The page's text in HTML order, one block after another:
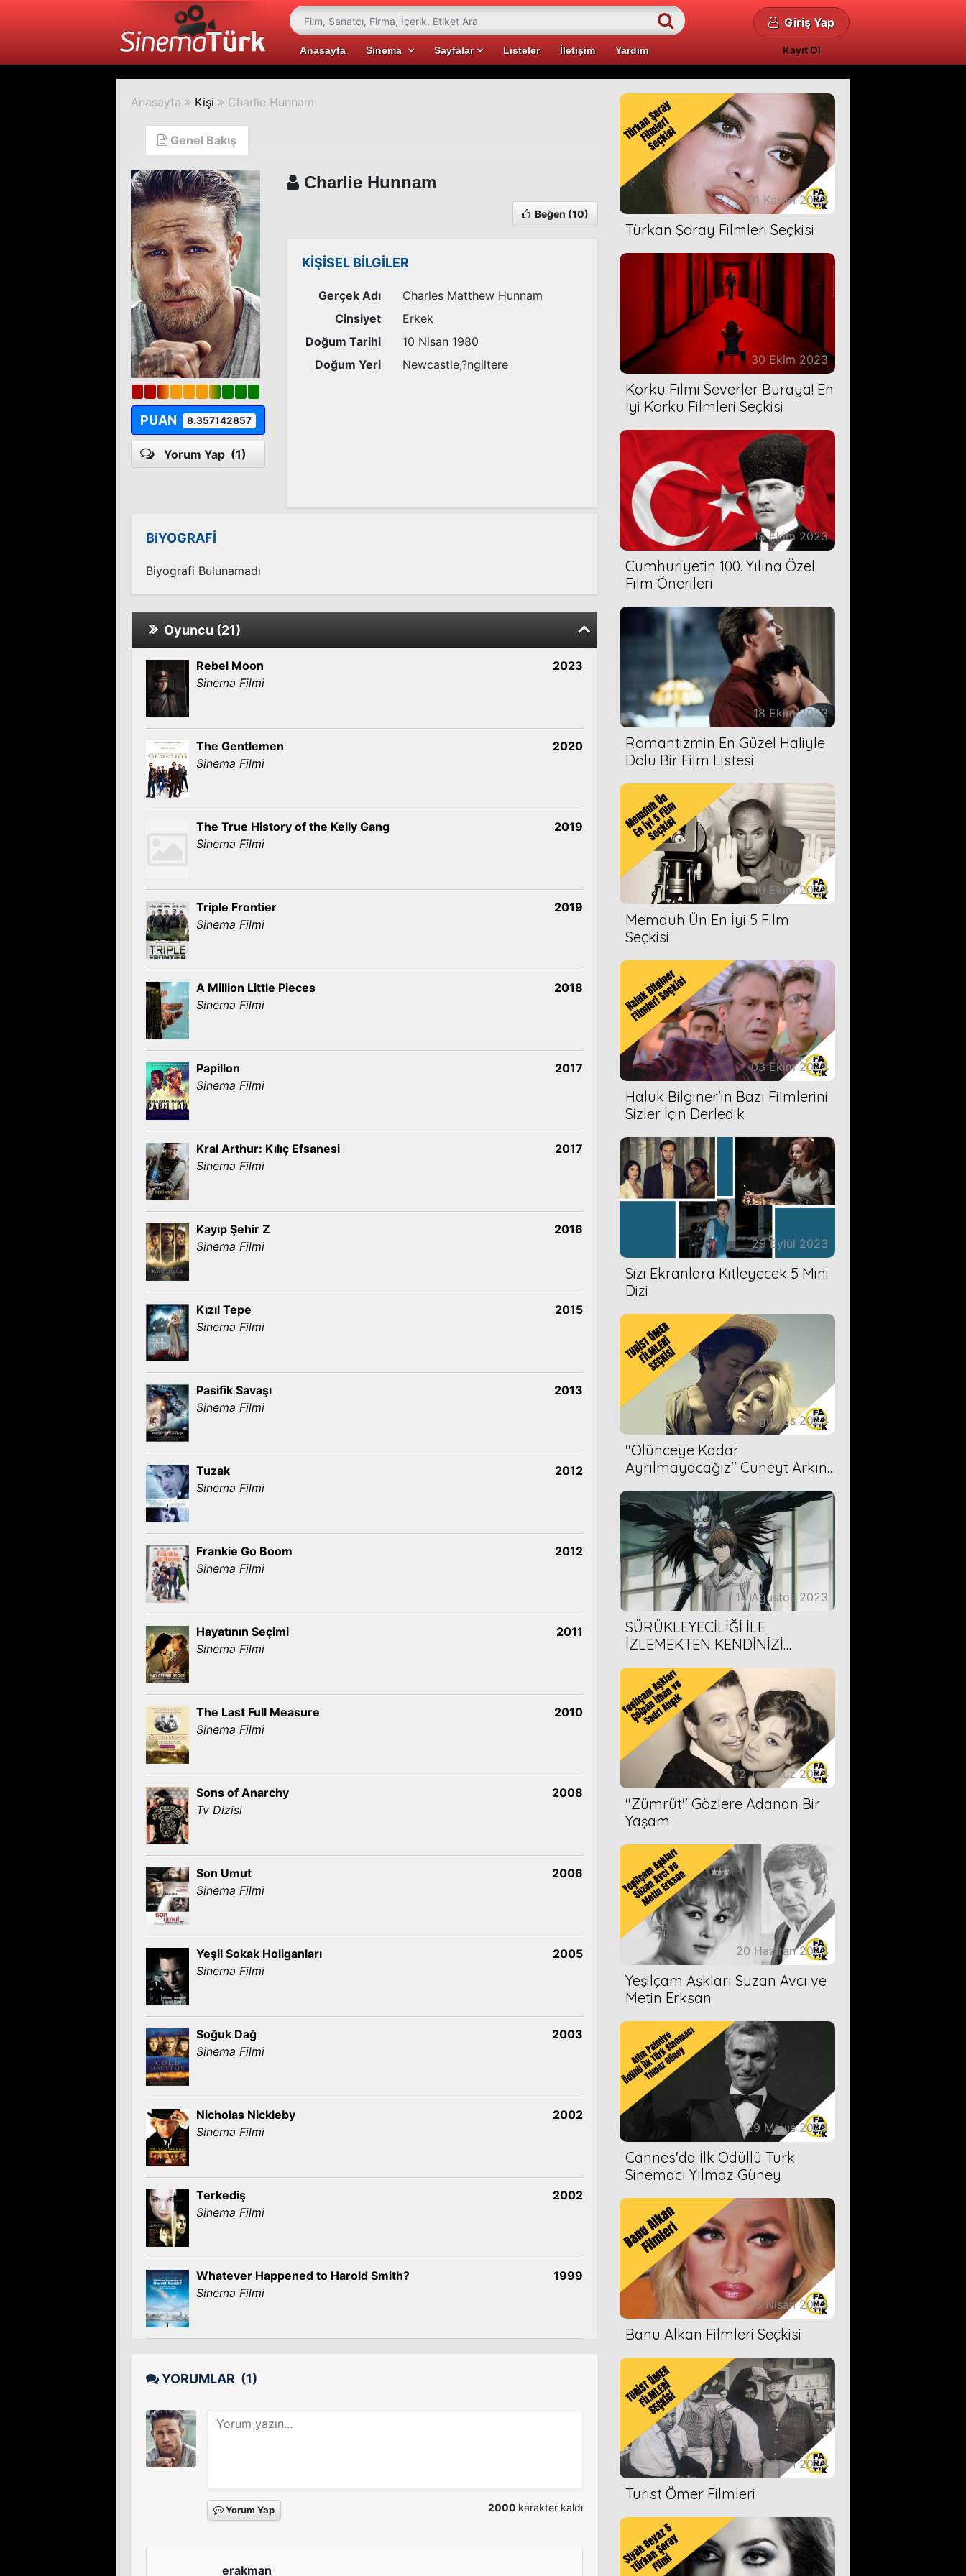
Anasayfa Sinema Sayfalar Listeler İletişim Yardım
Giriş Yap
Kayıt Ol
Anasayfa Kişi Charlie Hunnam
Genel Bakış
PUAN 8.357142857
Yorum Yap (1)
Charlie Hunnam
Beğen (10)
KİŞİSEL BİLGİLER
Gerçek Adı
Charles Matthew Hunnam
Cinsiyet
Erkek
Doğum Tarihi
10 Nisan 1980
Doğum Yeri
Newcastle,?ngiltere
BiYOGRAFİ
Biyografi Bulunamadı
Oyuncu (21)
Rebel Moon
Sinema Filmi
2023
The Gentlemen
Sinema Filmi
2020
The True History of the Kelly Gang
Sinema Filmi
2019
Triple Frontier
Sinema Filmi
2019
A Million Little Pieces
Sinema Filmi
2018
Papillon
Sinema Filmi
2017
Kral Arthur: Kılıç Efsanesi
Sinema Filmi
2017
Kayıp Şehir Z
Sinema Filmi
2016
Kızıl Tepe
Sinema Filmi
2015
Pasifik Savaşı
Sinema Filmi
2013
Tuzak
Sinema Filmi
2012
Frankie Go Boom
Sinema Filmi
2012
Hayatının Seçimi
Sinema Filmi
2011
The Last Full Measure
Sinema Filmi
2010
Sons of Anarchy
Tv Dizisi
2008
Son Umut
Sinema Filmi
2006
Yeşil Sokak Holiganları
Sinema Filmi
2005
Soğuk Dağ
Sinema Filmi
2003
Nicholas Nickleby
Sinema Filmi
2002
Terkediş
Sinema Filmi
2002
Whatever Happened to Harold Smith?
Sinema Filmi
1999
YORUMLAR (1)
Yorum Yap 2000 karakter kaldı
erakman
01 Kasım 2023
Türkan Şoray Filmleri Seçkisi
30 Ekim 2023
Korku Filmi Severler Buraya! En
İyi Korku Filmleri Seçkisi
18 Ekim 2023
Cumhuriyetin 100. Yılına Özel
Film Önerileri
18 Ekim 2023
Romantizmin En Güzel Haliyle
Dolu Bir Film Listesi
10 Ekim 2023
Memduh Ün En İyi 5 Film
Seçkisi
03 Ekim 2023
Haluk Bilginer'in Bazı Filmlerini
Sizler İçin Derledik
29 Eylül 2023
Sizi Ekranlara Kitleyecek 5 Mini
Dizi
16 Ağustos 2023
''Ölünceye Kadar
Ayrılmayacağız'' Cüneyt Arkın-
14 Ağustos 2023
SÜRÜKLEYECİLİĞİ İLE
İZLEMEKTEN KENDİNİZİ
ÖNERİMİZ
12 Temmuz 2023
''Zümrüt'' Gözlere Adanan Bir
Yaşam
20 Haziran 2023
Yeşilçam Aşkları Suzan Avcı ve
Metin Erksan
29 Mayıs 2023
Cannes'da İlk Ödüllü Türk
Sinemacı Yılmaz Güney
18 Nisan 2023
Banu Alkan Filmleri Seçkisi
05 Nisan 2023
Turist Ömer Filmleri